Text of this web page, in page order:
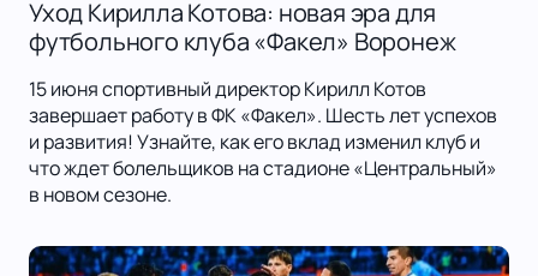
Уход Кирилла Котова: новая эра для
футбольного клуба «Факел» Воронеж
15 июня спортивный директор Кирилл Котов
завершает работу в ФК «Факел». Шесть лет успехов
и развития! Узнайте, как его вклад изменил клуб и
что ждет болельщиков на стадионе «Центральный»
в новом сезоне.